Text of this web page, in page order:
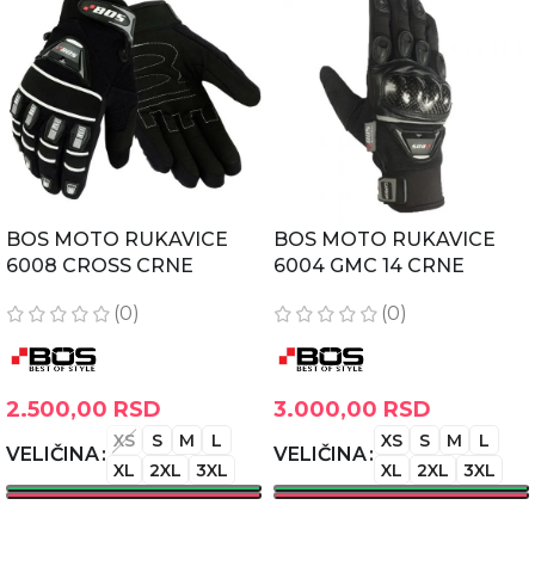
BOS MOTO RUKAVICE
6008 CROSS CRNE
(0)
2.500,00 RSD
VELIČINA
XS S M
L
XL
2XL 3XL
BOS MOTO RUKAVICE
6004 GMC 14 CRNE
(0)
3.000,00 RSD
VELIČINA
XS S M
L
XL
2XL 3XL